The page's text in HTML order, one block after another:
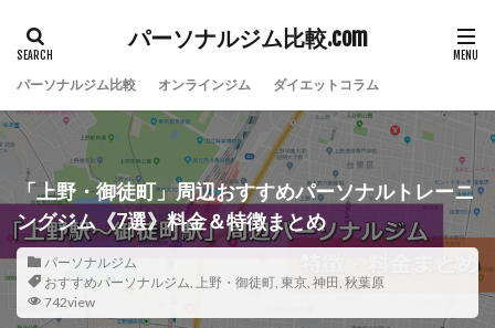
パーソナルジム比較.com
パーソナルジム比較 オンラインジム ダイエットコラム
「上野・御徒町」周辺おすすめパーソナルトレーニ
ングジム《7選》料金＆特徴まとめ
パーソナルジム
おすすめパーソナルジム, 上野・御徒町, 東京, 神田, 秋葉原
742view